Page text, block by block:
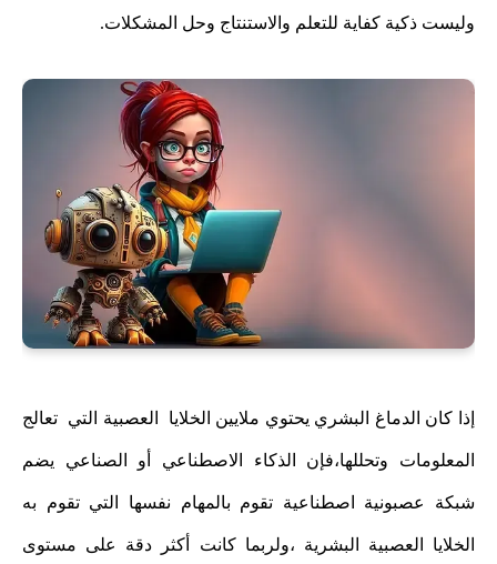
وليست ذكية كفاية للتعلم والاستنتاج وحل المشكلات.
إذا كان الدماغ البشري يحتوي ملايين الخلايا العصبية التي تعالج
المعلومات وتحللها،فإن الذكاء الاصطناعي أو الصناعي يضم
شبكة عصبونية اصطناعية تقوم بالمهام نفسها التي تقوم به
الخلايا العصبية البشرية ،ولربما كانت أكثر دقة على مستوى